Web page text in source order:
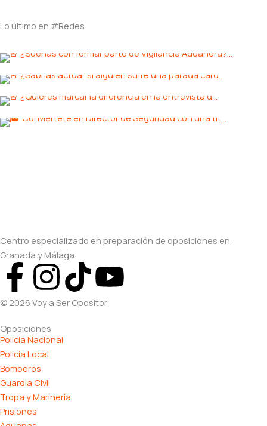
Lo último en #Redes
Centro especializado en preparación de oposiciones en
Granada y Málaga.
F
a
c
e
b
I
n
s
t
a
T
i
Y
© 2026 Voy a Ser Opositor
Oposiciones
Policía Nacional
Policía Local
Bomberos
Guardia Civil
Tropa y Marinería
Prisiones